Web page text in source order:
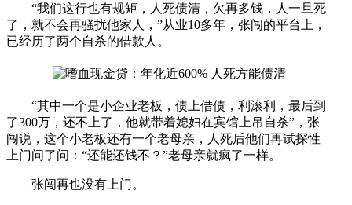
“我们这行也有规矩，人死债清，欠再多钱，人一旦死
了，就不会再骚扰他家人，”从业10多年，张闯的平台上，
已经历了两个自杀的借款人。
“其中一个是小企业老板，债上借债，利滚利，最后到
了300万，还不上了，他就带着媳妇在宾馆上吊自杀”，张
闯说，这个小老板还有一个老母亲，人死后他们再试探性
上门问了问：“还能还钱不？”老母亲就疯了一样。
张闯再也没有上门。